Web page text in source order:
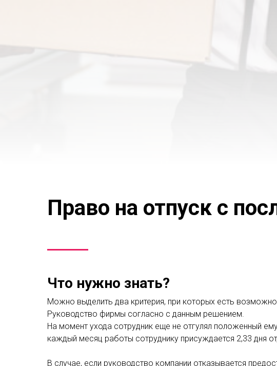
Право на отпуск с
Что нужно знать?
Можно выделить два критерия, при которых есть
Руководство фирмы согласно с данным решением.
На момент ухода сотрудник еще не отгулял положенный
каждый месяц работы сотруднику присуждается 2,33 дня
В случае, если руководство компании отказывается